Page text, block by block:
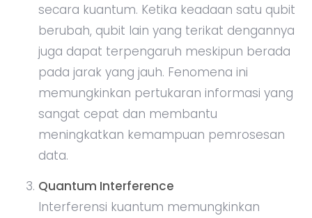
secara kuantum. Ketika keadaan satu qubit
berubah, qubit lain yang terikat dengannya
juga dapat terpengaruh meskipun berada
pada jarak yang jauh. Fenomena ini
memungkinkan pertukaran informasi yang
sangat cepat dan membantu
meningkatkan kemampuan pemrosesan
data.
Quantum Interference
Interferensi kuantum memungkinkan